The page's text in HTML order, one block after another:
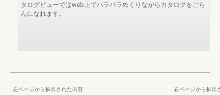
タログビューではweb上でパラパラめくりながらカタログをごら
んになれます。
左ページから抽出された内容
右ページから抽出